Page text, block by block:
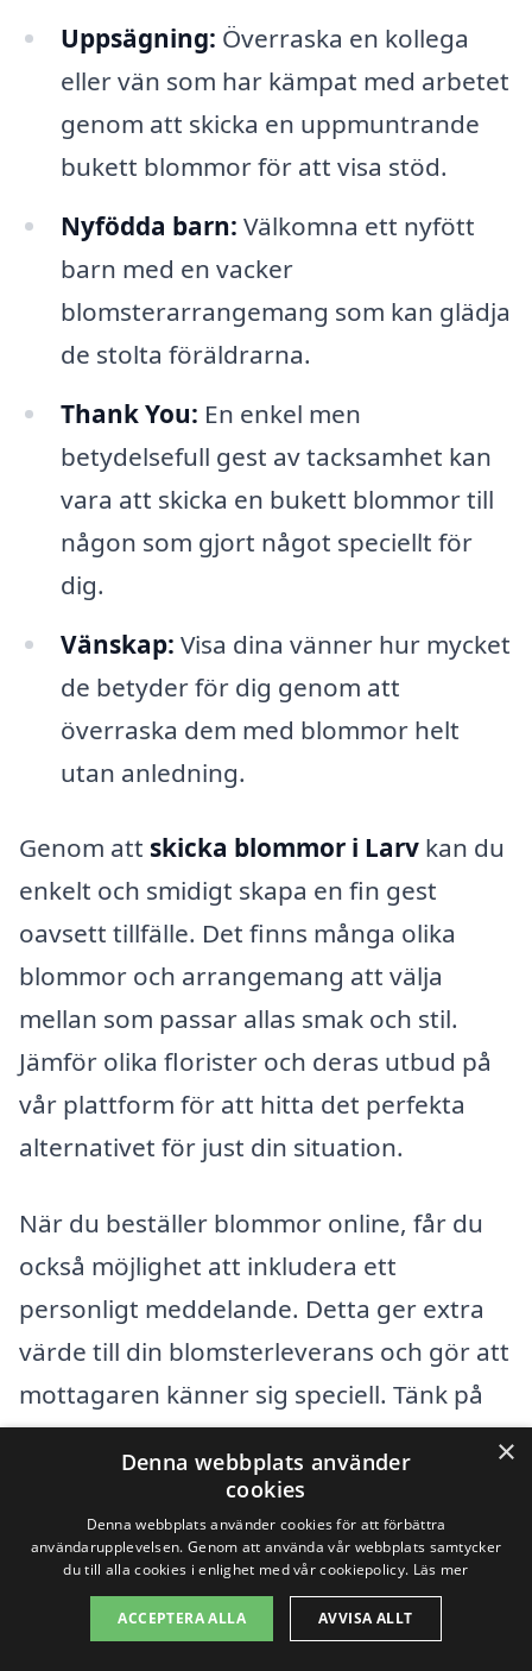
Uppsägning: Överraska en kollega
eller vän som har kämpat med arbetet
genom att skicka en uppmuntrande
bukett blommor för att visa stöd.
Nyfödda barn: Välkomna ett nyfött
barn med en vacker
blomsterarrangemang som kan glädja
de stolta föräldrarna.
Thank You: En enkel men
betydelsefull gest av tacksamhet kan
vara att skicka en bukett blommor till
någon som gjort något speciellt för
dig.
Vänskap: Visa dina vänner hur mycket
de betyder för dig genom att
överraska dem med blommor helt
utan anledning.
Genom att skicka blommor i Larv kan du
enkelt och smidigt skapa en fin gest
oavsett tillfälle. Det finns många olika
blommor och arrangemang att välja
mellan som passar allas smak och stil.
Jämför olika florister och deras utbud på
vår plattform för att hitta det perfekta
alternativet för just din situation.
När du beställer blommor online, får du
också möjlighet att inkludera ett
personligt meddelande. Detta ger extra
värde till din blomsterleverans och gör att
mottagaren känner sig speciell. Tänk på
vilken typ av blommor som skulle passa
bäst för tillfället – rosor, liljor, tulpaner
eller kanske något helt annat?
För att göra valet ännu enklare, kan du
överväga följande faktorer:
×
Denna webbplats använder
cookies
Denna webbplats använder cookies för att förbättra
användarupplevelsen. Genom att använda vår webbplats samtycker
du till alla cookies i enlighet med vår cookiepolicy. Läs mer
ACCEPTERA ALLA AVVISA ALLT